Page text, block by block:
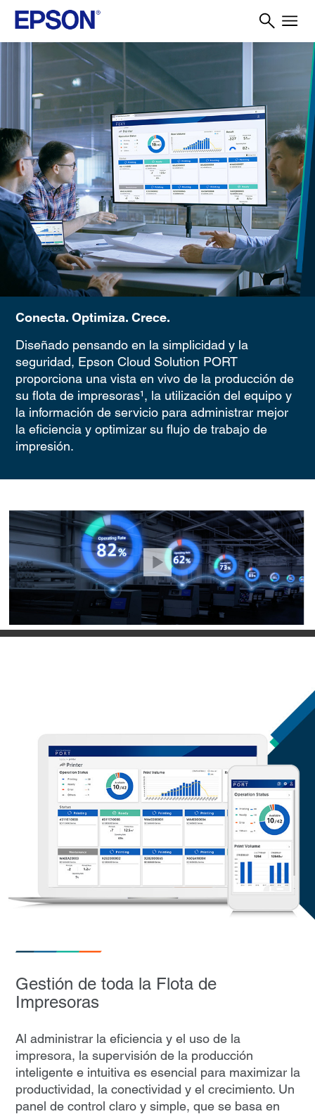
Conecta. Optimiza. Crece.
Diseñado pensando en la simplicidad y la
seguridad, Epson Cloud Solution PORT
proporciona una vista en vivo de la producción de
su flota de impresoras¹, la utilización del equipo y
la información de servicio para administrar mejor
la eficiencia y optimizar su flujo de trabajo de
impresión.
Gestión de toda la Flota de
Impresoras
Al administrar la eficiencia y el uso de la
impresora, la supervisión de la producción
inteligente e intuitiva es esencial para maximizar la
productividad, la conectividad y el crecimiento. Un
panel de control claro y simple, que se basa en